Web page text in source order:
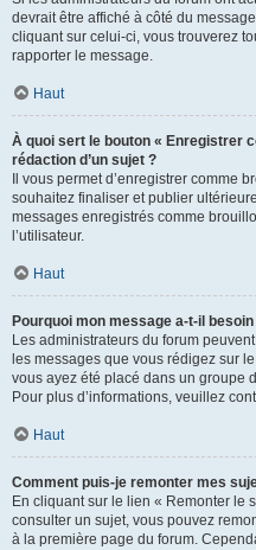
devrait être affiché à côté du
cliquant sur celui-ci, vous trouverez
rapporter le message.
Haut
À quoi sert le bouton « Enregistrer
rédaction d’un sujet ?
Il vous permet d’enregistrer comme
souhaitez finaliser et publier
messages enregistrés comme
l’utilisateur.
Haut
Pourquoi mon message a-t-il
Les administrateurs du forum
les messages que vous rédigez sur
vous ayez été placé dans un groupe
Pour plus d’informations, veuillez
Haut
Comment puis-je remonter mes
En cliquant sur le lien « Remonter le
consulter un sujet, vous pouvez
à la première page du forum.